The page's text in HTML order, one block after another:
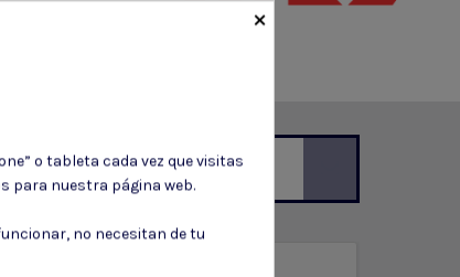
×
o tableta cada vez que visitas
para nuestra página web.
no necesitan de tu